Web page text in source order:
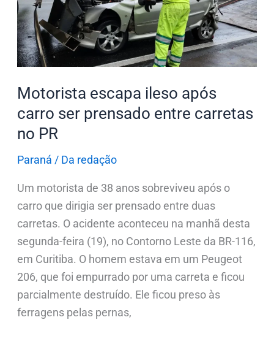
Motorista escapa ileso após
carro ser prensado entre carretas
no PR
Paraná / Da redação
Um motorista de 38 anos sobreviveu após o
carro que dirigia ser prensado entre duas
carretas. O acidente aconteceu na manhã desta
segunda-feira (19), no Contorno Leste da BR-116,
em Curitiba. O homem estava em um Peugeot
206, que foi empurrado por uma carreta e ficou
parcialmente destruído. Ele ficou preso às
ferragens pelas pernas,
carro
ser
prensado
entre
no
PR